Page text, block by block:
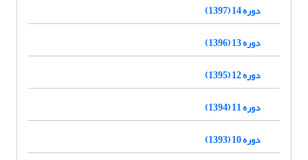
دوره 14 (1397)
دوره 13 (1396)
دوره 12 (1395)
دوره 11 (1394)
دوره 10 (1393)